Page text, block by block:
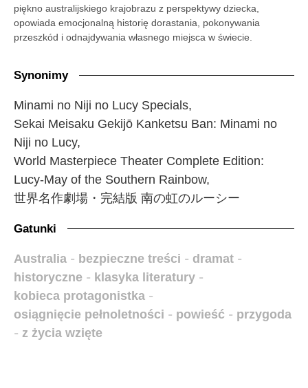
piękno australijskiego krajobrazu z perspektywy dziecka,
opowiada emocjonalną historię dorastania, pokonywania
przeszkód i odnajdywania własnego miejsca w świecie.
Synonimy
Minami no Niji no Lucy Specials,
Sekai Meisaku Gekijō Kanketsu Ban: Minami no
Niji no Lucy,
World Masterpiece Theater Complete Edition:
Lucy-May of the Southern Rainbow,
世界名作劇場・完結版 南の虹のルーシー
Gatunki
Australia - bezpieczne treści - dramat -
historyczne - klasyka literatury -
kobieca protagonistka -
osiągnięcie pełnoletności - powieść - przygoda
- z życia wzięte